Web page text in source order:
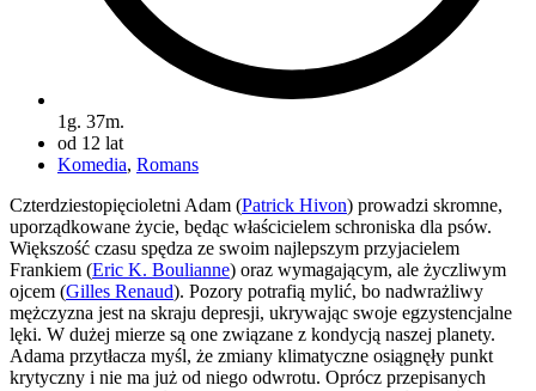
1g. 37m.
od 12 lat
Komedia, Romans
Czterdziestopięcioletni Adam (Patrick Hivon) prowadzi skromne,
uporządkowane życie, będąc właścicielem schroniska dla psów.
Większość czasu spędza ze swoim najlepszym przyjacielem
Frankiem (Eric K. Boulianne) oraz wymagającym, ale życzliwym
ojcem (Gilles Renaud). Pozory potrafią mylić, bo nadwrażliwy
mężczyzna jest na skraju depresji, ukrywając swoje egzystencjalne
lęki. W dużej mierze są one związane z kondycją naszej planety.
Adama przytłacza myśl, że zmiany klimatyczne osiągnęły punkt
krytyczny i nie ma już od niego odwrotu. Oprócz przepisanych